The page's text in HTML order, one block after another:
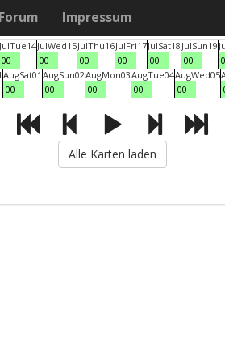
Forum Impressum
JulTue14
00
JulWed15
00
JulThu16
00
JulFri17
00
JulSat18
00
JulSun19
00
AugSat01
00
AugSun02
00
AugMon03
00
AugTue04
00
AugWed05
00
Alle Karten laden